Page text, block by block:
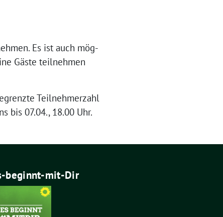
Es ist auch mög­
Gäs­te teil­neh­men
Teil­neh­mer­zahl
bis 07.04., 18.00 Uhr.
beginnt-mit-Dir